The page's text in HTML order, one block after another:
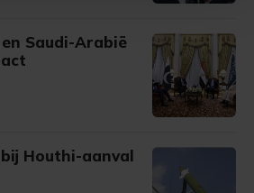
persoonlijker. Op
je ons cookiebeleid bekijken en je
wijzigen of intrekken.
Saudi-Arabië
Houthi-aanval